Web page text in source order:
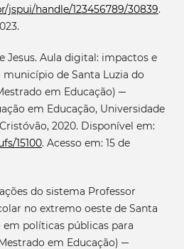
handle/123456789/30839.
Jesus. Aula digital: impactos e
município de Santa Luzia do
em Educação) ─
em Educação, Universidade
2020. Disponível em:
15100. Acesso em: 15 de
do sistema Professor
no extremo oeste de Santa
em políticas públicas para
em Educação) ─